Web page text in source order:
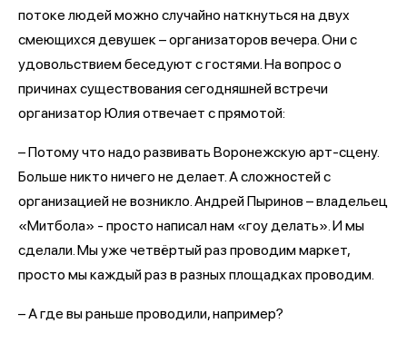
потоке людей можно случайно наткнуться на двух
смеющихся девушек – организаторов вечера. Они с
удовольствием беседуют с гостями. На вопрос о
причинах существования сегодняшней встречи
организатор Юлия отвечает с прямотой:
– Потому что надо развивать Воронежскую арт-сцену.
Больше никто ничего не делает. А сложностей с
организацией не возникло. Андрей Пыринов – владельец
«Митбола» - просто написал нам «гоу делать». И мы
сделали. Мы уже четвёртый раз проводим маркет,
просто мы каждый раз в разных площадках проводим.
– А где вы раньше проводили, например?